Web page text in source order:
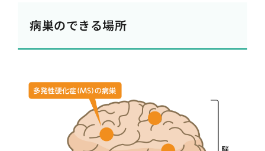
病巣のできる場所